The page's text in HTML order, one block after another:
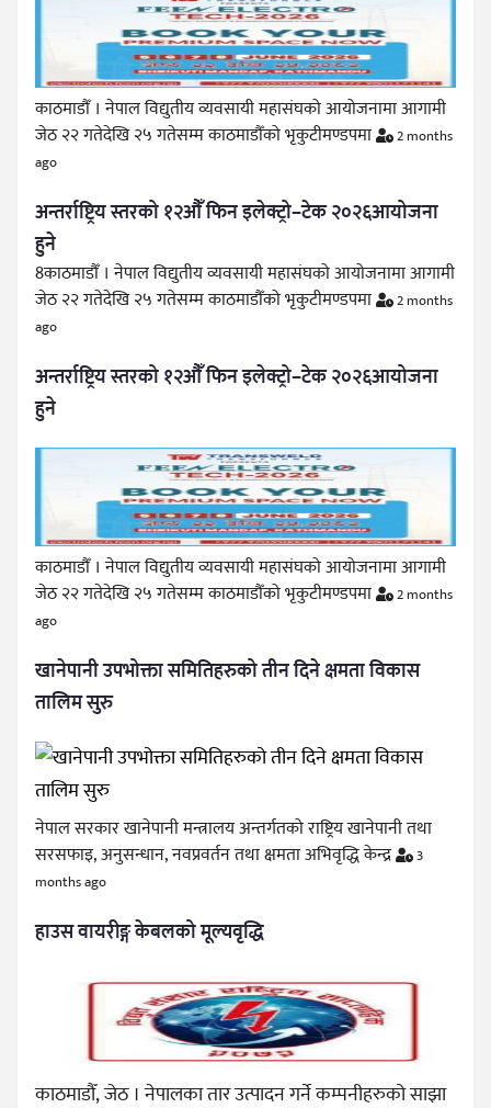
काठमाडौँ । नेपाल विद्युतीय व्यवसायी महासंघको आयोजनामा आगामी
जेठ २२ गतेदेखि २५ गतेसम्म काठमाडौँको भृकुटीमण्डपमा
2 months
ago
अन्तर्राष्ट्रिय स्तरको १२औँ फिन इलेक्ट्रो–टेक २०२६आयोजना
हुने
8काठमाडौँ । नेपाल विद्युतीय व्यवसायी महासंघको आयोजनामा आगामी
जेठ २२ गतेदेखि २५ गतेसम्म काठमाडौँको भृकुटीमण्डपमा
2 months
ago
अन्तर्राष्ट्रिय स्तरको १२औँ फिन इलेक्ट्रो–टेक २०२६आयोजना
हुने
काठमाडौँ । नेपाल विद्युतीय व्यवसायी महासंघको आयोजनामा आगामी
जेठ २२ गतेदेखि २५ गतेसम्म काठमाडौँको भृकुटीमण्डपमा
2 months
ago
खानेपानी उपभोक्ता समितिहरुको तीन दिने क्षमता विकास
तालिम सुरु
नेपाल सरकार खानेपानी मन्त्रालय अन्तर्गतको राष्ट्रिय खानेपानी तथा
सरसफाइ, अनुसन्धान, नवप्रवर्तन तथा क्षमता अभिवृद्धि केन्द्र
3
months ago
हाउस वायरीङ्ग केबलको मूल्यवृद्धि
काठमाडौँ, जेठ । नेपालका तार उत्पादन गर्ने कम्पनीहरुको साझा